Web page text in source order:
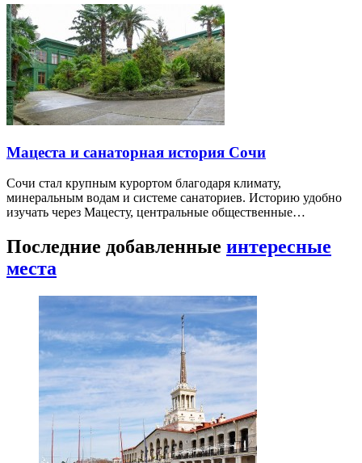
Мацеста и санаторная история Сочи
Сочи стал крупным курортом благодаря климату,
минеральным водам и системе санаториев. Историю удобно
изучать через Мацесту, центральные общественные…
Последние добавленные интересные
места